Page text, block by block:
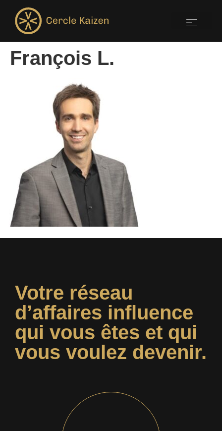
François L.
Votre réseau
d’affaires influence
qui vous êtes et qui
vous voulez devenir.